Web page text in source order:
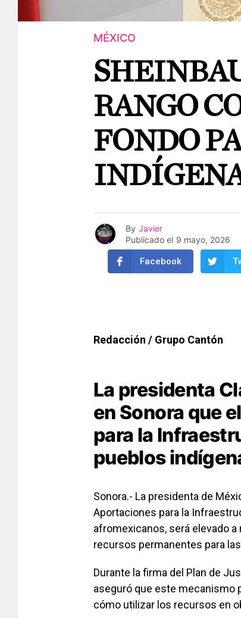
MÉXICO
RANGO
FONDO
By Javier
Publicado el 9 mayo, 2026
Facebook
Redacción / Grupo Cantón
La presidenta
en Sonora que
para la
pueblos
Sonora.- La presidenta de
Aportaciones para la
afromexicanos, será elevado
recursos permanentes para
Durante la firma del Plan de
aseguró que este mecanismo
cómo utilizar los recursos en